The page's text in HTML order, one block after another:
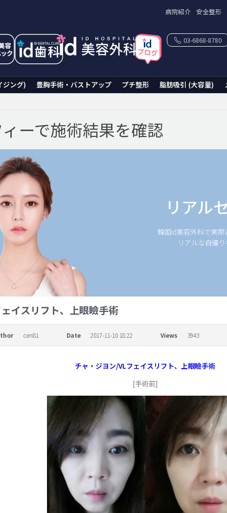
病院紹介 安全整形
ジング) 豊胸手術・バストアップ プチ整形 脂肪吸引 (大容量)
03-6868-8780
ーで施術結果を確認
リアル
韓国id美容外科で実
リアルな自撮り
イスリフト、上眼瞼手術
cen81 Date 2017-11-10 18:22 Views 3943
チャ・ジヨン/VLフェイスリフト、上眼瞼手術
[手術前]